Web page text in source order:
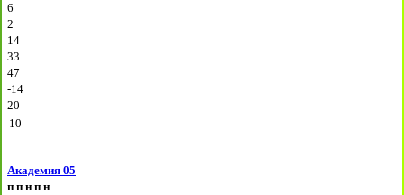
6
2
14
33
47
-14
20
10
Академия 05
п п н п н